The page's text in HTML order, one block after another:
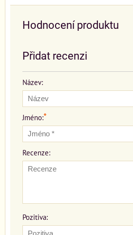
Hodnocení produktu
Přidat recenzi
Název:
Jméno:*
Recenze:
Pozitiva: